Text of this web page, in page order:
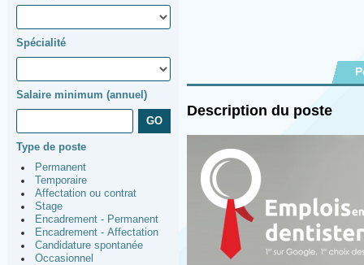
Spécialité
Salaire minimum (annuel)
Type de poste
Permanent
Temporaire
Affectation ou contrat
Stage
Encadrement - Permanent
Encadrement - Affectation
Candidature spontanée
Occasionnel
Description du poste